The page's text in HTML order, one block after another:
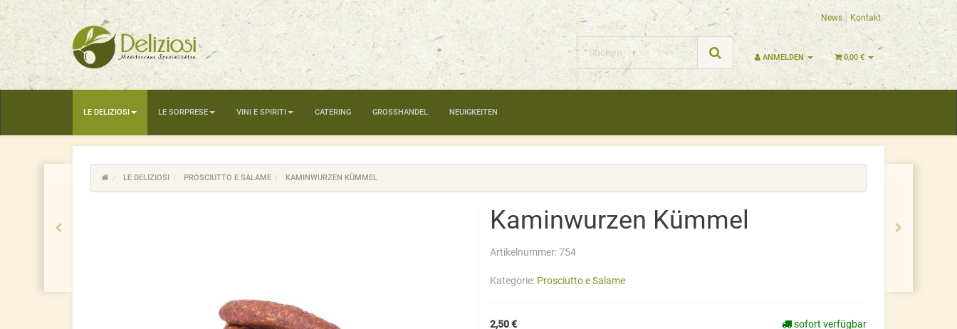
News Kontakt
ANMELDEN 0,00 €
LE DELIZIOSI LE SORPRESE VINI E SPIRITI CATERING GROSSHANDEL NEUIGKEITEN
LE DELIZIOSI PROSCIUTTO E SALAME KAMINWURZEN KÜMMEL
Kaminwurzen Kümmel
Artikelnummer:754
Kategorie: Prosciutto e Salame
2,50 €
sofort verfügbar